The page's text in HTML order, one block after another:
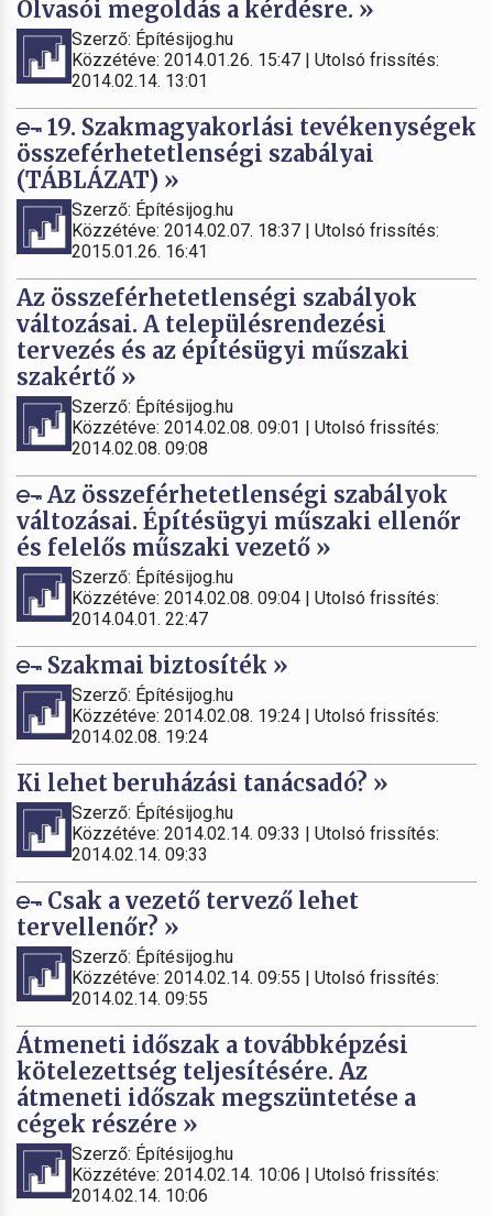
Olvasói megoldás a kérdésre. »
Szerző: Építésijog.hu
Közzétéve: 2014.01.26. 15:47 | Utolsó frissítés:
2014.02.14. 13:01
19. Szakmagyakorlási tevékenységek
összeférhetetlenségi szabályai
(TÁBLÁZAT) »
Szerző: Építésijog.hu
Közzétéve: 2014.02.07. 18:37 | Utolsó frissítés:
2015.01.26. 16:41
Az összeférhetetlenségi szabályok
változásai. A településrendezési
tervezés és az építésügyi műszaki
szakértő »
Szerző: Építésijog.hu
Közzétéve: 2014.02.08. 09:01 | Utolsó frissítés:
2014.02.08. 09:08
Az összeférhetetlenségi szabályok
változásai. Építésügyi műszaki ellenőr
és felelős műszaki vezető »
Szerző: Építésijog.hu
Közzétéve: 2014.02.08. 09:04 | Utolsó frissítés:
2014.04.01. 22:47
Szakmai biztosíték »
Szerző: Építésijog.hu
Közzétéve: 2014.02.08. 19:24 | Utolsó frissítés:
2014.02.08. 19:24
Ki lehet beruházási tanácsadó? »
Szerző: Építésijog.hu
Közzétéve: 2014.02.14. 09:33 | Utolsó frissítés:
2014.02.14. 09:33
Csak a vezető tervező lehet
tervellenőr? »
Szerző: Építésijog.hu
Közzétéve: 2014.02.14. 09:55 | Utolsó frissítés:
2014.02.14. 09:55
Átmeneti időszak a továbbképzési
kötelezettség teljesítésére. Az
átmeneti időszak megszüntetése a
cégek részére »
Szerző: Építésijog.hu
Közzétéve: 2014.02.14. 10:06 | Utolsó frissítés:
2014.02.14. 10:06